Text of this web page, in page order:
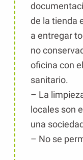
de la tienda
a entregar
no
oficina con
sanitario.
– La
locales son
una
– No se